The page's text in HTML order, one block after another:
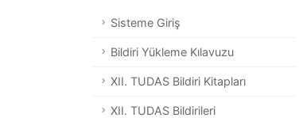
Sisteme Giriş
Bildiri Yükleme Kılavuzu
XII. TUDAS Bildiri Kitapları
XII. TUDAS Bildirileri